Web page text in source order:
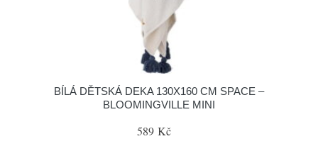
BÍLÁ DĚTSKÁ DEKA 130X160 CM SPACE –
BLOOMINGVILLE MINI
589 Kč